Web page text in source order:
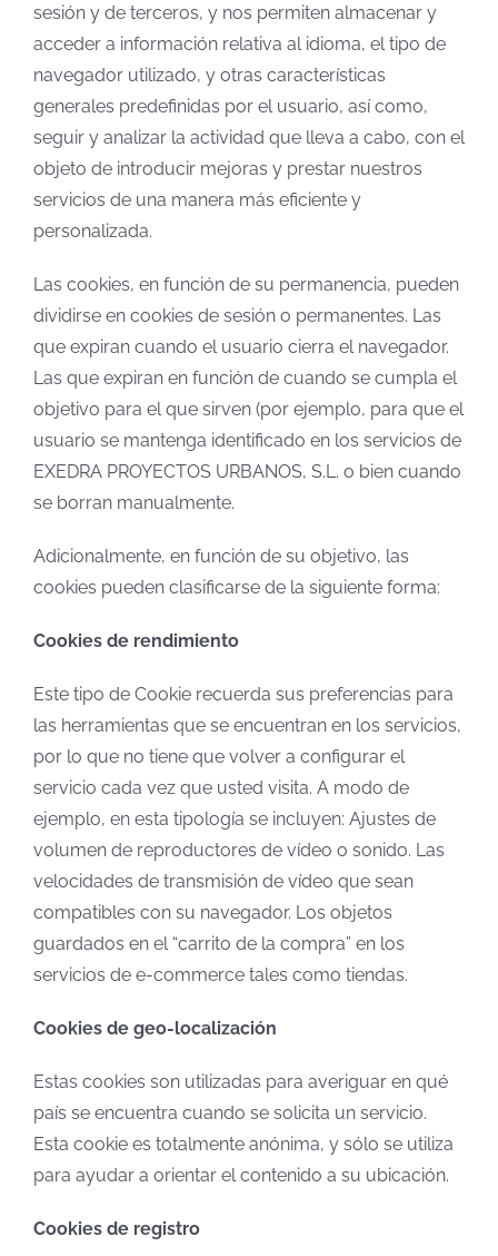
sesión y de terceros, y nos permiten almacenar y
acceder a información relativa al idioma, el tipo de
navegador utilizado, y otras características
generales predefinidas por el usuario, así como,
seguir y analizar la actividad que lleva a cabo, con el
objeto de introducir mejoras y prestar nuestros
servicios de una manera más eficiente y
personalizada.
Las cookies, en función de su permanencia, pueden
dividirse en cookies de sesión o permanentes. Las
que expiran cuando el usuario cierra el navegador.
Las que expiran en función de cuando se cumpla el
objetivo para el que sirven (por ejemplo, para que el
usuario se mantenga identificado en los servicios de
EXEDRA PROYECTOS URBANOS, S.L. o bien cuando
se borran manualmente.
Adicionalmente, en función de su objetivo, las
cookies pueden clasificarse de la siguiente forma:
Cookies de rendimiento
Este tipo de Cookie recuerda sus preferencias para
las herramientas que se encuentran en los servicios,
por lo que no tiene que volver a configurar el
servicio cada vez que usted visita. A modo de
ejemplo, en esta tipología se incluyen: Ajustes de
volumen de reproductores de vídeo o sonido. Las
velocidades de transmisión de vídeo que sean
compatibles con su navegador. Los objetos
guardados en el “carrito de la compra” en los
servicios de e-commerce tales como tiendas.
Cookies de geo-localización
Estas cookies son utilizadas para averiguar en qué
país se encuentra cuando se solicita un servicio.
Esta cookie es totalmente anónima, y sólo se utiliza
para ayudar a orientar el contenido a su ubicación.
Cookies de registro